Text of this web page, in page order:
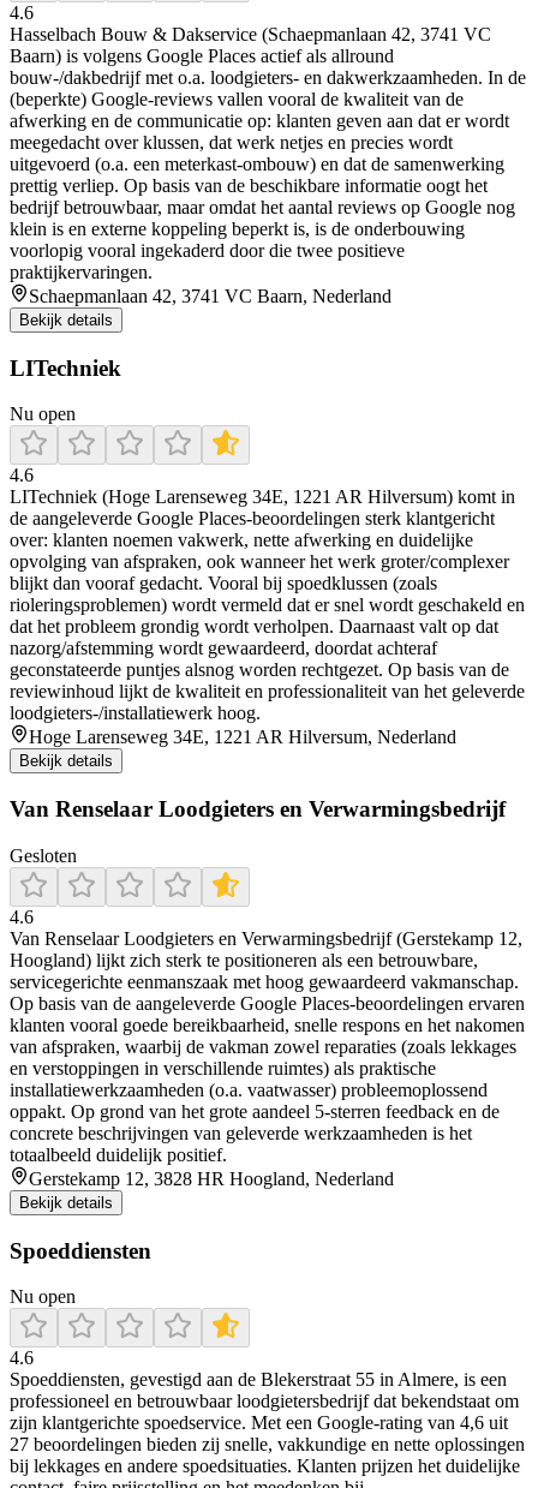
4.6
Hasselbach Bouw & Dakservice (Schaepmanlaan 42, 3741 VC
Baarn) is volgens Google Places actief als allround
bouw-/dakbedrijf met o.a. loodgieters- en dakwerkzaamheden. In de
(beperkte) Google-reviews vallen vooral de kwaliteit van de
afwerking en de communicatie op: klanten geven aan dat er wordt
meegedacht over klussen, dat werk netjes en precies wordt
uitgevoerd (o.a. een meterkast-ombouw) en dat de samenwerking
prettig verliep. Op basis van de beschikbare informatie oogt het
bedrijf betrouwbaar, maar omdat het aantal reviews op Google nog
klein is en externe koppeling beperkt is, is de onderbouwing
voorlopig vooral ingekaderd door die twee positieve
praktijkervaringen.
Schaepmanlaan 42, 3741 VC Baarn, Nederland
Bekijk details
LITechniek
Nu open
4.6
LITechniek (Hoge Larenseweg 34E, 1221 AR Hilversum) komt in
de aangeleverde Google Places-beoordelingen sterk klantgericht
over: klanten noemen vakwerk, nette afwerking en duidelijke
opvolging van afspraken, ook wanneer het werk groter/complexer
blijkt dan vooraf gedacht. Vooral bij spoedklussen (zoals
rioleringsproblemen) wordt vermeld dat er snel wordt geschakeld en
dat het probleem grondig wordt verholpen. Daarnaast valt op dat
nazorg/afstemming wordt gewaardeerd, doordat achteraf
geconstateerde puntjes alsnog worden rechtgezet. Op basis van de
reviewinhoud lijkt de kwaliteit en professionaliteit van het geleverde
loodgieters-/installatiewerk hoog.
Hoge Larenseweg 34E, 1221 AR Hilversum, Nederland
Bekijk details
Van Renselaar Loodgieters en Verwarmingsbedrijf
Gesloten
4.6
Van Renselaar Loodgieters en Verwarmingsbedrijf (Gerstekamp 12,
Hoogland) lijkt zich sterk te positioneren als een betrouwbare,
servicegerichte eenmanszaak met hoog gewaardeerd vakmanschap.
Op basis van de aangeleverde Google Places-beoordelingen ervaren
klanten vooral goede bereikbaarheid, snelle respons en het nakomen
van afspraken, waarbij de vakman zowel reparaties (zoals lekkages
en verstoppingen in verschillende ruimtes) als praktische
installatiewerkzaamheden (o.a. vaatwasser) probleemoplossend
oppakt. Op grond van het grote aandeel 5-sterren feedback en de
concrete beschrijvingen van geleverde werkzaamheden is het
totaalbeeld duidelijk positief.
Gerstekamp 12, 3828 HR Hoogland, Nederland
Bekijk details
Spoeddiensten
Nu open
4.6
Spoeddiensten, gevestigd aan de Blekerstraat 55 in Almere, is een
professioneel en betrouwbaar loodgietersbedrijf dat bekendstaat om
zijn klantgerichte spoedservice. Met een Google-rating van 4,6 uit
27 beoordelingen bieden zij snelle, vakkundige en nette oplossingen
bij lekkages en andere spoedsituaties. Klanten prijzen het duidelijke